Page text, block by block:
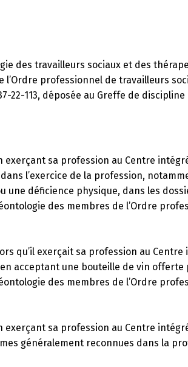
des travailleurs sociaux et des
professionnel de travailleurs
22-113, déposée au Greffe de discipline
exerçant sa profession au Centre
l’exercice de la profession,
déficience physique, dans les
des membres de l’Ordre
qu’il exerçait sa profession au
acceptant une bouteille de vin offerte
des membres de l’Ordre
exerçant sa profession au Centre
généralement reconnues dans la